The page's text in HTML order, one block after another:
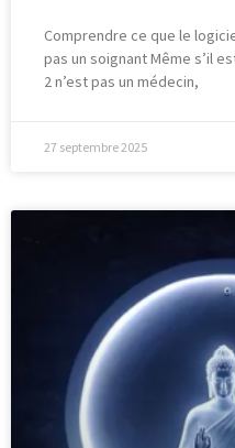
Comprendre ce que le
pas un soignant Même s’il
2 n’est pas un médecin,
27 septembre 2025